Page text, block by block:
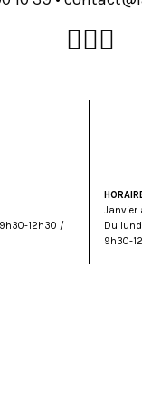
12h30 /
Janvier
Du
9h30-